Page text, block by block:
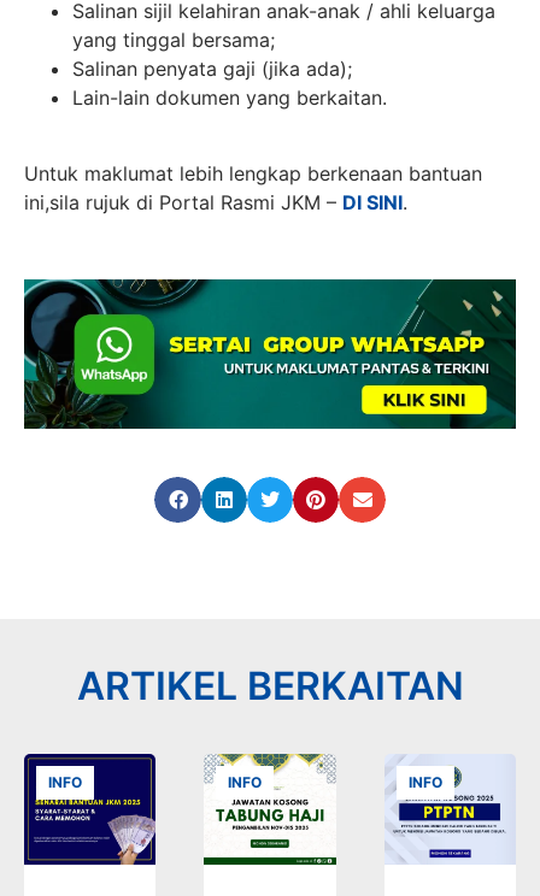
Salinan sijil kelahiran anak-anak / ahli keluarga
yang tinggal bersama;
Salinan penyata gaji (jika ada);
Lain-lain dokumen yang berkaitan.
Untuk maklumat lebih lengkap berkenaan bantuan
ini,sila rujuk di Portal Rasmi JKM – DI SINI.
ARTIKEL BERKAITAN
INFO INFO INFO